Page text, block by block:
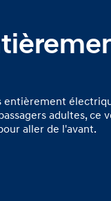
entièrement
adultes, ce
aller de l'avant.